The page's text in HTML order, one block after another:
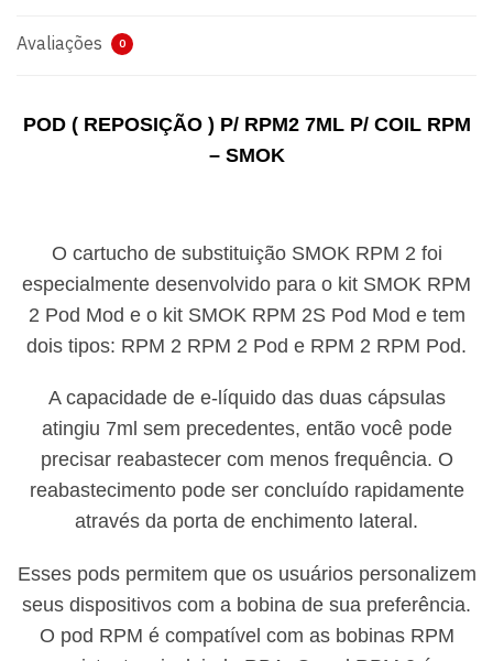
Avaliações 0
POD ( REPOSIÇÃO ) P/ RPM2 7ML P/ COIL RPM
– SMOK
O cartucho de substituição SMOK RPM 2 foi
especialmente desenvolvido para o kit SMOK RPM
2 Pod Mod e o kit SMOK RPM 2S Pod Mod e tem
dois tipos: RPM 2 RPM 2 Pod e RPM 2 RPM Pod.
A capacidade de e-líquido das duas cápsulas
atingiu 7ml sem precedentes, então você pode
precisar reabastecer com menos frequência. O
reabastecimento pode ser concluído rapidamente
através da porta de enchimento lateral.
Esses pods permitem que os usuários personalizem
seus dispositivos com a bobina de sua preferência.
O pod RPM é compatível com as bobinas RPM